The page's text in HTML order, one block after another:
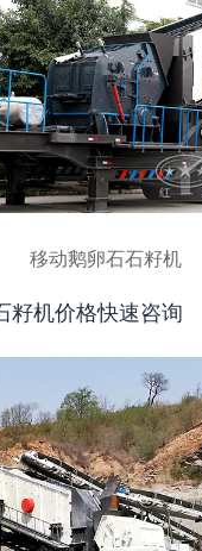
移动鹅卵石石籽机
籽机价格快速咨询